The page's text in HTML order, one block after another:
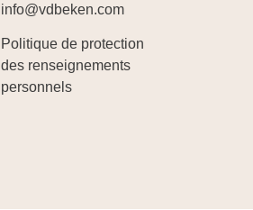
info@vdbeken.com
Politique de protection
des renseignements
personnels